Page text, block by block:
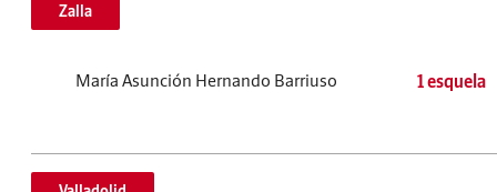
Zalla
María Asunción Hernando Barriuso 1 esquela